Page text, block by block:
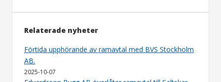
Relaterade nyheter
Förtida upphörande av ramavtal med BVS Stockholm
AB.
2025-10-07